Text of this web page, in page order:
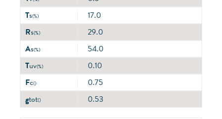
Ts(%)
17.0
Rs(%)
29.0
As(%)
54.0
Tuv(%)
0.10
Fc()
0.75
gtot() 0.53